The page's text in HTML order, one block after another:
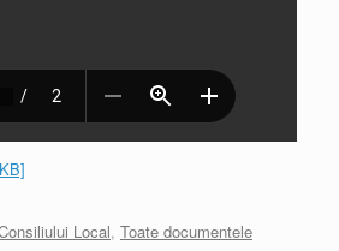
Local, Toate documentele